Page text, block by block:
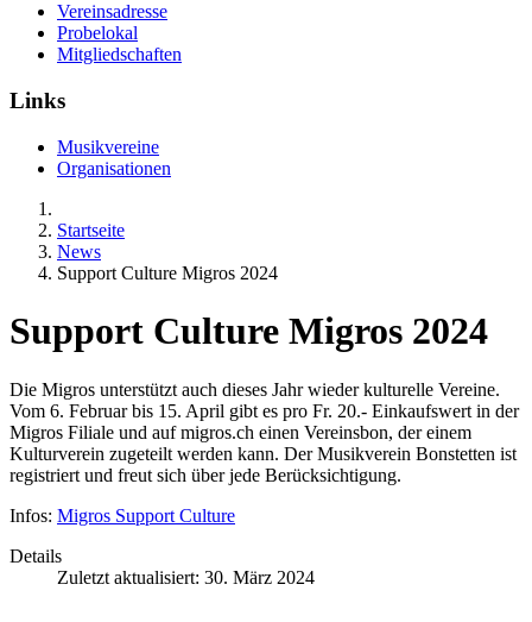
Vereinsadresse
Probelokal
Mitgliedschaften
Links
Musikvereine
Organisationen
Startseite
News
Support Culture Migros 2024
Support Culture Migros 2024
Die Migros unterstützt auch dieses Jahr wieder kulturelle Vereine.
Vom 6. Februar bis 15. April gibt es pro Fr. 20.- Einkaufswert in der
Migros Filiale und auf migros.ch einen Vereinsbon, der einem
Kulturverein zugeteilt werden kann. Der Musikverein Bonstetten ist
registriert und freut sich über jede Berücksichtigung.
Infos: Migros Support Culture
Details
Zuletzt aktualisiert: 30. März 2024